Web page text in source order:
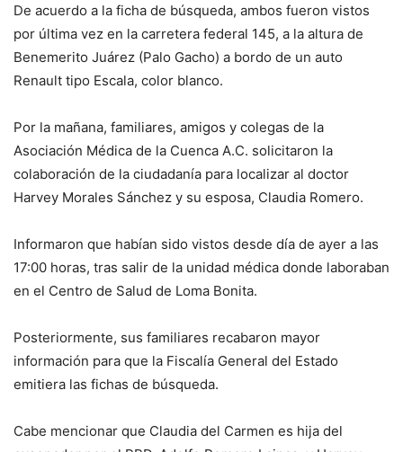
De acuerdo a la ficha de búsqueda, ambos fueron vistos
por última vez en la carretera federal 145, a la altura de
Benemerito Juárez (Palo Gacho) a bordo de un auto
Renault tipo Escala, color blanco.
Por la mañana, familiares, amigos y colegas de la
Asociación Médica de la Cuenca A.C. solicitaron la
colaboración de la ciudadanía para localizar al doctor
Harvey Morales Sánchez y su esposa, Claudia Romero.
Informaron que habían sido vistos desde día de ayer a las
17:00 horas, tras salir de la unidad médica donde laboraban
en el Centro de Salud de Loma Bonita.
Posteriormente, sus familiares recabaron mayor
información para que la Fiscalía General del Estado
emitiera las fichas de búsqueda.
Cabe mencionar que Claudia del Carmen es hija del